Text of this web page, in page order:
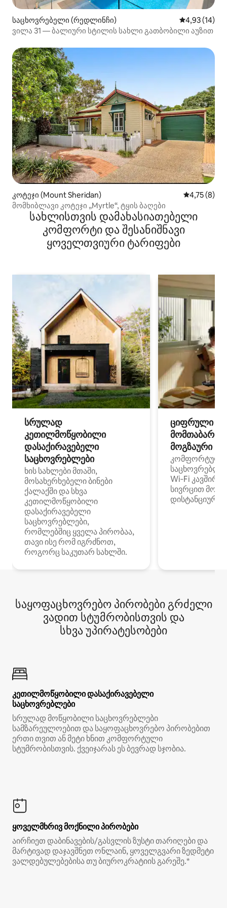
საცხოვრებელი (რედლინჩი) საშუალო
4,93 (14)
ვილა 31 — ბალიური სტილის სახლი გათბობილი აუზით
კოტეჯი (Mount Sheridan) საშუალო
4,75 (8)
მომხიბლავი კოტეჯი „Myrtle“, ტყის ბაღები
სახლისთვის დამახასიათებელი
კომფორტი და შესანიშნავი
ყოველთვიური ტარიფები
სრულად
კეთილმოწყობილი
დასაქირავებელი
საცხოვრებლები
ხის სახლები მთაში,
მოსახერხებელი ბინები
ქალაქში და სხვა
კეთილმოწყობილი
დასაქირავებელი
საცხოვრებლები,
რომლებშიც ყველა პირობაა,
თავი ისე რომ იგრძნოთ,
როგორც საკუთარ სახლში.
ციფრული
მოგზაური
კომფორტული
Wi‑Fi
სივრცით
დისტანციური
საყოფაცხოვრებო პირობები გრძელი
ვადით სტუმრობისთვის და
სხვა უპირატესობები
კეთილმოწყობილი დასაქირავებელი
საცხოვრებლები
სრულად მოწყობილი საცხოვრებლები
სამზარეულოებით და საყოფაცხოვრებო პირობებით
ერთი თვით ან მეტი ხნით კომფორტული
სტუმრობისთვის. ქვეიჯარას ეს ბევრად სჯობია.
ყოველმხრივ მოქნილი პირობები
აირჩიეთ დაბინავების/გასვლის ზუსტი თარიღები და
მარტივად დაჯავშნეთ ონლაინ, ყოველგვარი ზედმეტი
ვალდებულებებისა თუ ბიუროკრატიის გარეშე.*